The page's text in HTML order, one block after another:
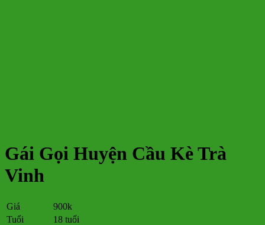
Gái Gọi Huyện Cầu Kè Trà
Vinh
Giá
900k
Tuổi
18 tuổi